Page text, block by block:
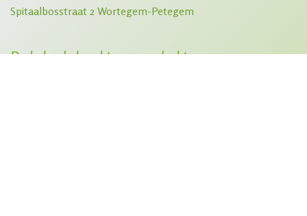
Spitaalbosstraat 2 Wortegem-Petegem
De helende kracht van aandacht...